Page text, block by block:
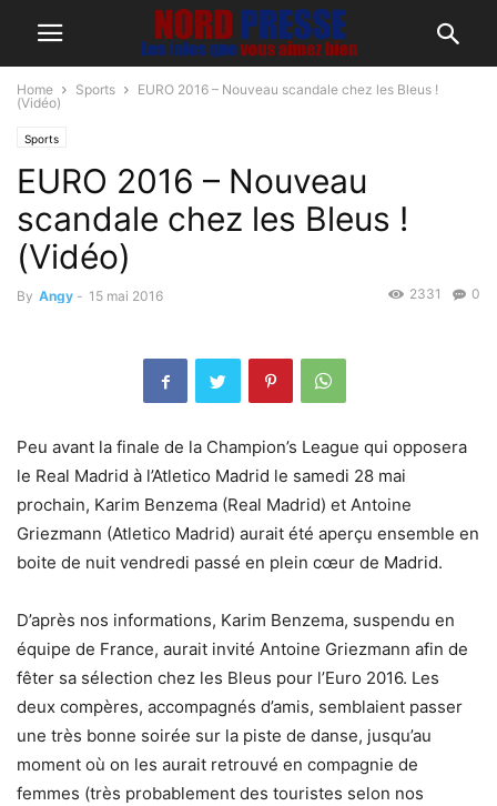
Home Sports
EURO 2016 – Nouveau scandale chez les Bleus !
(Vidéo)
Sports
EURO 2016 – Nouveau
scandale chez les Bleus !
(Vidéo)
By Angy - 15 mai 2016 0
2331
Peu avant la finale de la Champion’s League qui opposera
le Real Madrid à l’Atletico Madrid le samedi 28 mai
prochain, Karim Benzema (Real Madrid) et Antoine
Griezmann (Atletico Madrid) aurait été aperçu ensemble en
boite de nuit vendredi passé en plein cœur de Madrid.
D’après nos informations, Karim Benzema, suspendu en
équipe de France, aurait invité Antoine Griezmann afin de
fêter sa sélection chez les Bleus pour l’Euro 2016. Les
deux compères, accompagnés d’amis, semblaient passer
une très bonne soirée sur la piste de danse, jusqu’au
moment où on les aurait retrouvé en compagnie de
femmes (très probablement des touristes selon nos